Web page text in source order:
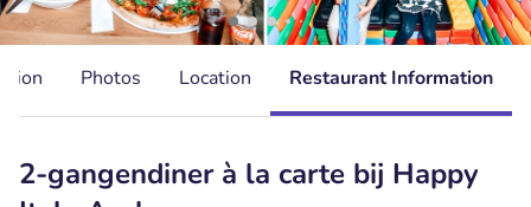
Photos Location Restaurant Information
2-gangendiner à la carte bij Happy